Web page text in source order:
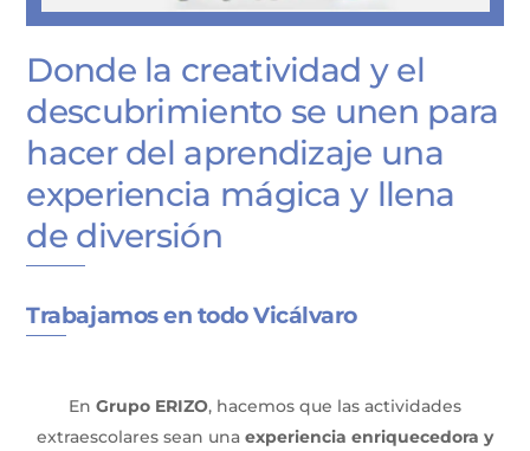
Donde la creatividad y el
descubrimiento se unen para
hacer del aprendizaje una
experiencia mágica y llena
de diversión
Trabajamos en todo Vicálvaro
En Grupo ERIZO, hacemos que las actividades
extraescolares sean una experiencia enriquecedora y